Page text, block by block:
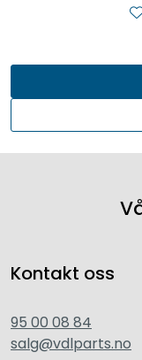
Kontakt oss
95 00 08 84
salg@vdlparts.no